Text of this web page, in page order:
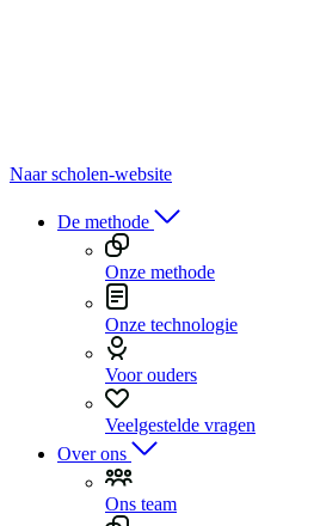
Naar scholen-website
De methode
Onze methode
Onze technologie
Voor ouders
Veelgestelde vragen
Over ons
Ons team